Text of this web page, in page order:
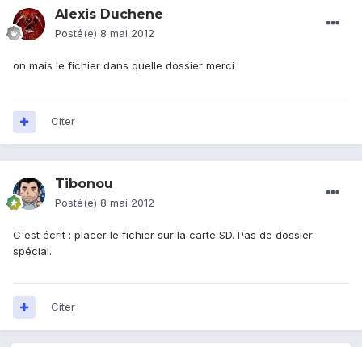
Alexis Duchene
Posté(e) 8 mai 2012
on mais le fichier dans quelle dossier merci
Citer
Tibonou
Posté(e) 8 mai 2012
C'est écrit : placer le fichier sur la carte SD. Pas de dossier
spécial.
Citer